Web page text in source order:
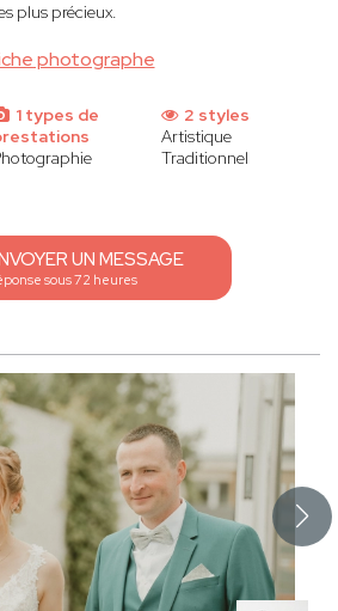
photographe
plus précieux.
1 types de
2 styles
Artistique
Traditionnel
UN MESSAGE
sous 72 heures